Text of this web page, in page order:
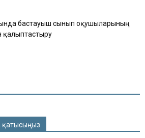
бастауыш сынып оқушыларының
қалыптастыру
қатысыңыз